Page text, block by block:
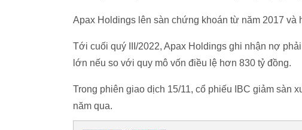
Apax Holdings lên sàn chứng khoán từ năm 2017 và
Tới cuối quý III/2022, Apax Holdings ghi nhận nợ
lớn nếu so với quy mô vốn điều lệ hơn 830 tỷ đồng.
Trong phiên giao dịch 15/11, cổ phiếu IBC giảm sàn
năm qua.